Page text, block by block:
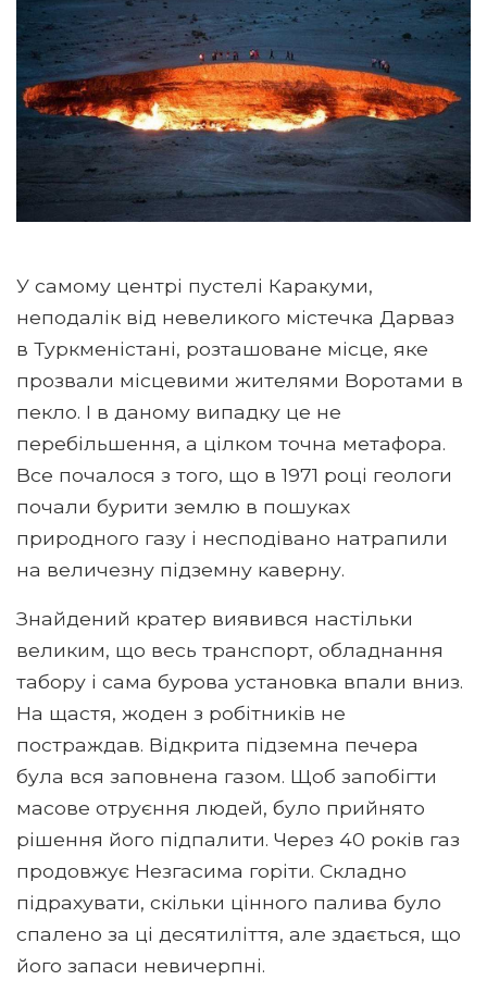
У самому центрі пустелі Каракуми,
неподалік від невеликого містечка Дарваз
в Туркменістані, розташоване місце, яке
прозвали місцевими жителями Воротами в
пекло. І в даному випадку це не
перебільшення, а цілком точна метафора.
Все почалося з того, що в 1971 році геологи
почали бурити землю в пошуках
природного газу і несподівано натрапили
на величезну підземну каверну.
Знайдений кратер виявився настільки
великим, що весь транспорт, обладнання
табору і сама бурова установка впали вниз.
На щастя, жоден з робітників не
постраждав. Відкрита підземна печера
була вся заповнена газом. Щоб запобігти
масове отруєння людей, було прийнято
рішення його підпалити. Через 40 років газ
продовжує Незгасима горіти. Складно
підрахувати, скільки цінного палива було
спалено за ці десятиліття, але здається, що
його запаси невичерпні.